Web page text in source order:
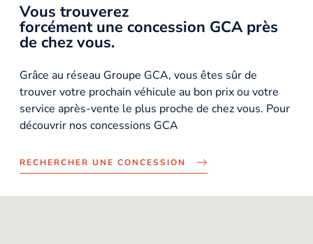
Vous trouverez
forcément une concession GCA près
de chez vous.
Grâce au réseau Groupe GCA, vous êtes sûr de
trouver votre prochain véhicule au bon prix ou votre
service après-vente le plus proche de chez vous. Pour
découvrir nos concessions GCA
RECHERCHER UNE CONCESSION